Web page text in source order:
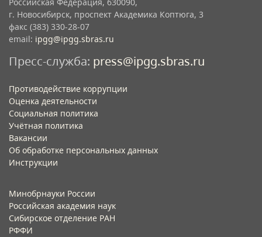
г. Новосибирск, проспект Академика Коптюга, 3
факс (383) 330-28-07
email: ipgg@ipgg.sbras.ru
Пресс-служба: press@ipgg.sbras.ru
Противодействие коррупции
Оценка деятельности
Социальная политика
Учётная политика​
Вакансии​
Об обработке персональных данных​
Инструкции​
Минобрнауки России
Российская академия наук
Сибирское отделение РАН
РФФИ